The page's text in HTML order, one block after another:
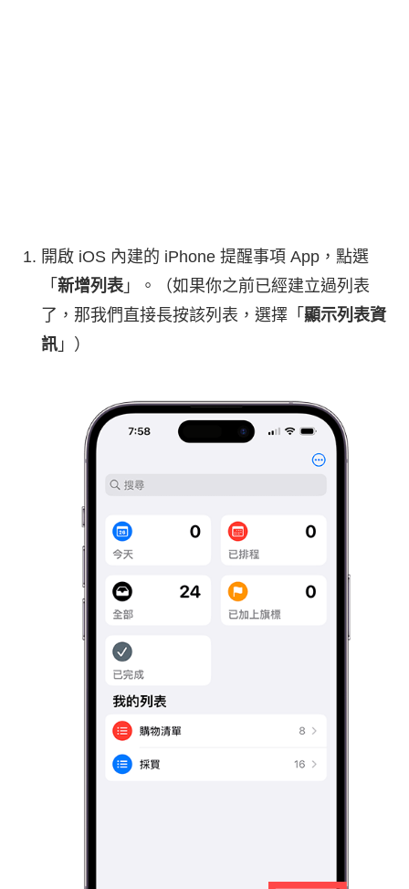
開啟 iOS 內建的 iPhone 提醒事項 App，點選
「 新增列表 」。（如果你之前已經建立過列表
了，那我們直接長按該列表，選擇「 顯示列表資
訊 」）